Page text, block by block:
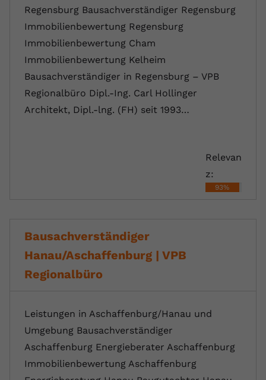
Regensburg Bausachverständiger Regensburg
Immobilienbewertung Regensburg
Immobilienbewertung Cham
Immobilienbewertung Kelheim
Bausachverständiger in Regensburg – VPB
Regionalbüro Dipl.-Ing. Carl Hollinger
Architekt, Dipl.-lng. (FH) seit 1993…
Relevan
z:
93%
Bausachverständiger
Hanau/Aschaffenburg | VPB
Regionalbüro
Leistungen in Aschaffenburg/Hanau und
Umgebung Bausachverständiger
Aschaffenburg Energieberater Aschaffenburg
Immobilienbewertung Aschaffenburg